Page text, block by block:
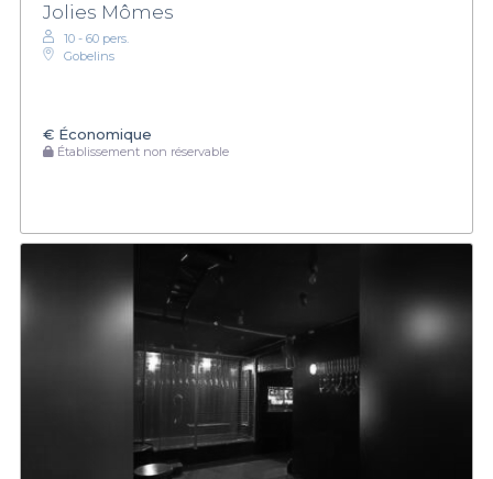
Jolies Mômes
10 - 60 pers.
Gobelins
€ Économique
Établissement non réservable